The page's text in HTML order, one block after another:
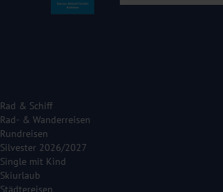
Rad & Schiff
Rad- & Wanderreisen
Rundreisen
Silvester 2026/2027
Single mit Kind
Skiurlaub
Städtereisen